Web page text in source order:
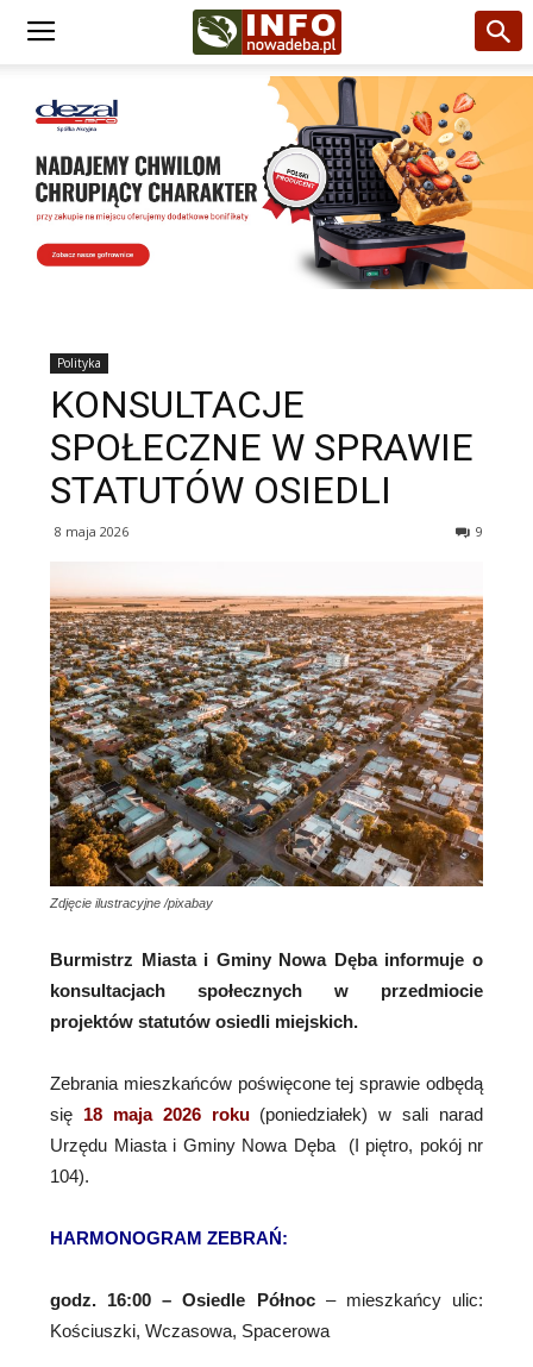
Polityka
KONSULTACJE
SPOŁECZNE W SPRAWIE
STATUTÓW OSIEDLI
8 maja 2026 9
Zdjęcie ilustracyjne /pixabay
Burmistrz Miasta i Gminy Nowa Dęba informuje o
konsultacjach społecznych w przedmiocie
projektów statutów osiedli miejskich.
Zebrania mieszkańców poświęcone tej sprawie odbędą
się 18 maja 2026 roku(poniedziałek) w sali narad
Urzędu Miasta i Gminy Nowa Dęba (I piętro, pokój nr
104).
HARMONOGRAM ZEBRAŃ:
godz. 16:00 – Osiedle Północ– mieszkańcy ulic:
Kościuszki, Wczasowa, Spacerowa